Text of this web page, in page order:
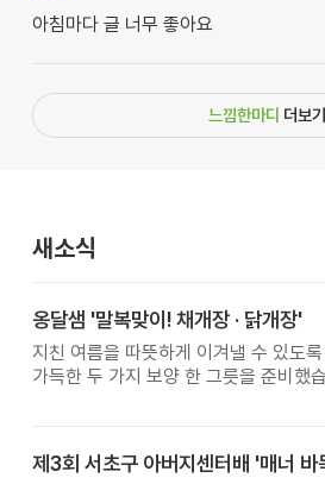
아침마다 글 너무 좋아요
느낌한마디 더보기
새소식
옹달샘 '말복맞이! 채개장 · 닭개장'
지친 여름을 따뜻하게 이겨낼 수 있도록
가득한 두 가지 보양 한 그릇을 준비했